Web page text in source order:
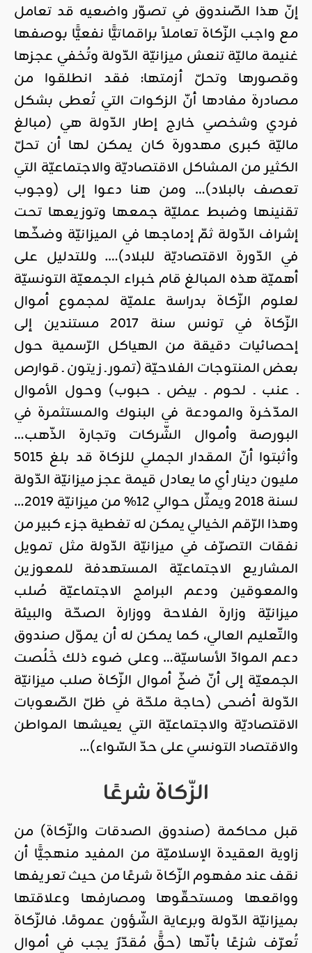
إنّ هذا الصّندوق في تصوّر واضعيه قد تعامل
مع واجب الزّكاة تعاملاً براقماتيًّا نفعيًّا بوصفها
غنيمة ماليّة تنعش ميزانيّة الدّولة وتُخفي عجزها
وقصورها وتحلّ أزمتها: فقد انطلقوا من
مصادرة مفادها أنّ الزكوات التي تُعطى بشكل
فردي وشخصي خارج إطار الدّولة هي (مبالغ
ماليّة كبرى مهدورة كان يمكن لها أن تحلّ
الكثير من المشاكل الاقتصاديّة والاجتماعيّة التي
تعصف بالبلاد)… ومن هنا دعوا إلى (وجوب
تقنينها وضبط عمليّة جمعها وتوزيعها تحت
إشراف الدّولة ثمّ إدماجها في الميزانيّة وضخّها
في الدّورة الاقتصاديّة للبلاد)…. وللتدليل على
أهميّة هذه المبالغ قام خبراء الجمعيّة التونسيّة
لعلوم الزّكاة بدراسة علميّة لمجموع أموال
الزّكاة في تونس سنة 2017 مستندين إلى
إحصائيات دقيقة من الهياكل الرّسمية حول
بعض المنتوجات الفلاحيّة (تمور ـ زيتون ـ قوارص
ـ عنب ـ لحوم ـ بيض ـ حبوب) وحول الأموال
المدّخرة والمودعة في البنوك والمستثمرة في
البورصة وأموال الشّركات وتجارة الذّهب…
وأثبتوا أنّ المقدار الجملي للزكاة قد بلغ 5015
مليون دينار أي ما يعادل قيمة عجز ميزانيّة الدّولة
لسنة 2018 ويمثّل حوالي 12% من ميزانيّة 2019…
وهذا الرّقم الخيالي يمكن له تغطية جزء كبير من
نفقات التصرّف في ميزانيّة الدّولة مثل تمويل
المشاريع الاجتماعيّة المستهدفة للمعوزين
والمعوقين ودعم البرامج الاجتماعيّة صُلب
ميزانيّة وزارة الفلاحة ووزارة الصحّة والبيئة
والتّعليم العالي، كما يمكن له أن يموّل صندوق
دعم الموادّ الأساسيّة… وعلى ضوء ذلك خَلُصت
الجمعيّة إلى أنّ ضخّ أموال الزّكاة صلب ميزانيّة
الدّولة أضحى (حاجة ملحّة في ظلّ الصّعوبات
الاقتصاديّة والاجتماعيّة التي يعيشها المواطن
والاقتصاد التونسي على حدّ السّواء)…
الزّكاة شرعًا
قبل محاكمة (صندوق الصدقات والزّكاة) من
زاوية العقيدة الإسلاميّة من المفيد منهجيًّا أن
نقف عند مفهوم الزّكاة شرعًا من حيث تعريفها
وواقعها ومستحقّوها ومصارفها وعلاقتها
بميزانيّة الدّولة وبرعاية الشّؤون عمومًا. فالزّكاة
تُعرّف شرْعًا بأنّها (حقًّ مُقدّرٌ يجب في أموال